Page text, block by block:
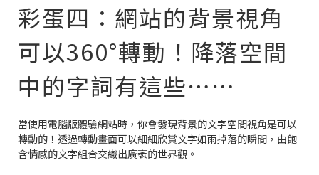
彩蛋四：網站的背景視角
可以360°轉動！降落空間
中的字詞有這些⋯⋯
當使用電腦版體驗網站時，你會發現背景的文字空間視角是可以
轉動的！透過轉動畫面可以細細欣賞文字如雨掉落的瞬間，由飽
含情感的文字組合交織出廣袤的世界觀。